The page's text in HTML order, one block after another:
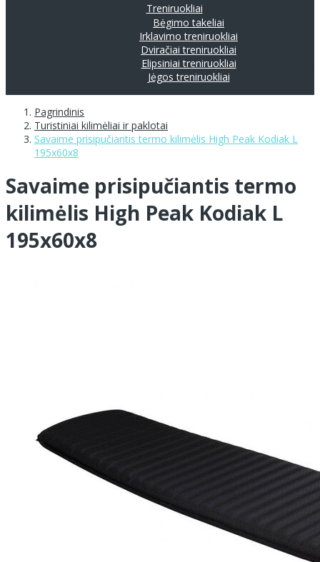
Treniruokliai
Bėgimo takeliai
Irklavimo treniruokliai
Dviračiai treniruokliai
Elipsiniai treniruokliai
Jėgos treniruokliai
Pagrindinis
Turistiniai kilimėliai ir paklotai
Savaime prisipučiantis termo kilimėlis High Peak Kodiak L
195x60x8
Savaime prisipučiantis termo
kilimėlis High Peak Kodiak L
195x60x8